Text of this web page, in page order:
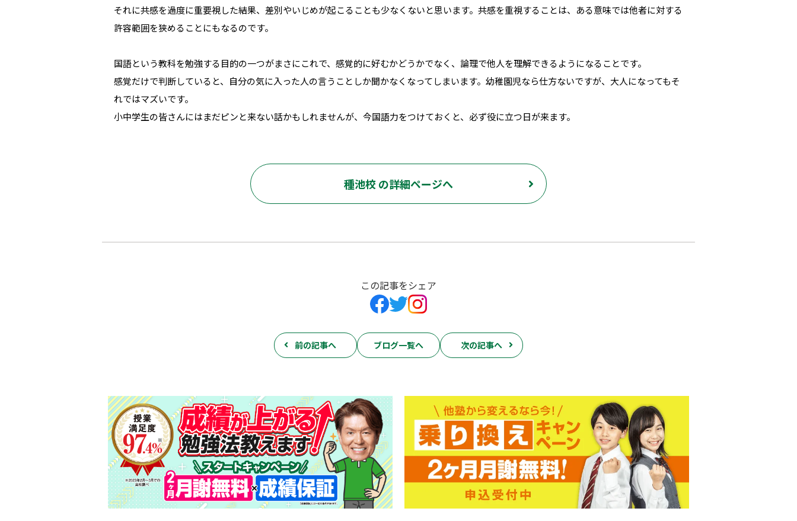
それに共感を過度に重要視した結果、差別やいじめが起こることも少なくないと思います。共感を重視することは、ある意味では他者に対する
許容範囲を狭めることにもなるのです。
国語という教科を勉強する目的の一つがまさにこれで、感覚的に好むかどうかでなく、論理で他人を理解できるようになることです。
感覚だけで判断していると、自分の気に入った人の言うことしか聞かなくなってしまいます。幼稚園児なら仕方ないですが、大人になってもそ
れではマズいです。
小中学生の皆さんにはまだピンと来ない話かもしれませんが、今国語力をつけておくと、必ず役に立つ日が来ます。
種池校 の詳細ページへ
この記事をシェア
前の記事へ ブログ一覧へ 次の記事へ